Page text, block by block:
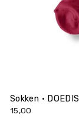
Sokken •
15,00